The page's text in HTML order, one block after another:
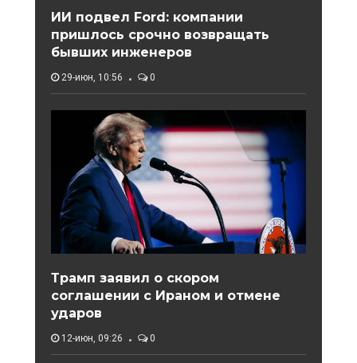
ИИ подвел Ford: компании
пришлось срочно возвращать
бывших инженеров
29-июн, 10:56 0
Трамп заявил о скором
соглашении с Ираном и отмене
ударов
12-июн, 09:26 0